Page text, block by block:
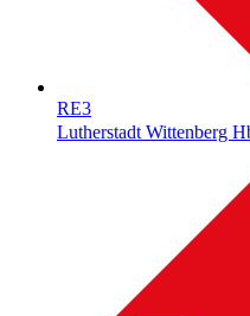
RE3
Lutherstadt Wittenberg